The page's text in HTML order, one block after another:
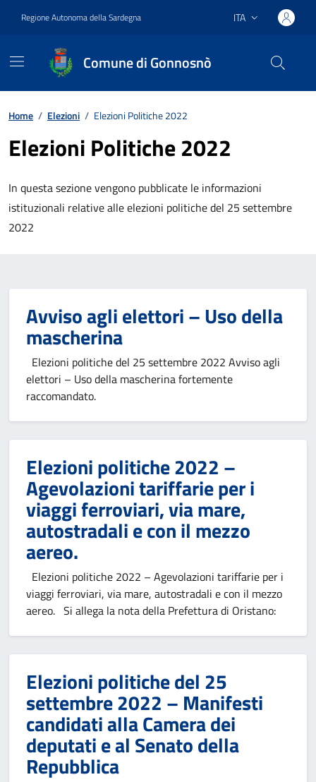
Regione Autonoma della Sardegna Lingua attiva:
ITA
Comune di Gonnosnò
Home / Elezioni / Elezioni Politiche 2022
Elezioni Politiche 2022
In questa sezione vengono pubblicate le informazioni
istituzionali relative alle elezioni politiche del 25 settembre
2022
Avviso agli elettori – Uso della
mascherina
Elezioni politiche del 25 settembre 2022 Avviso agli
elettori – Uso della mascherina fortemente
raccomandato.
Elezioni politiche 2022 –
Agevolazioni tariffarie per i
viaggi ferroviari, via mare,
autostradali e con il mezzo
aereo.
Elezioni politiche 2022 – Agevolazioni tariffarie per i
viaggi ferroviari, via mare, autostradali e con il mezzo
aereo. Si allega la nota della Prefettura di Oristano:
Elezioni politiche del 25
settembre 2022 – Manifesti
candidati alla Camera dei
deputati e al Senato della
Repubblica